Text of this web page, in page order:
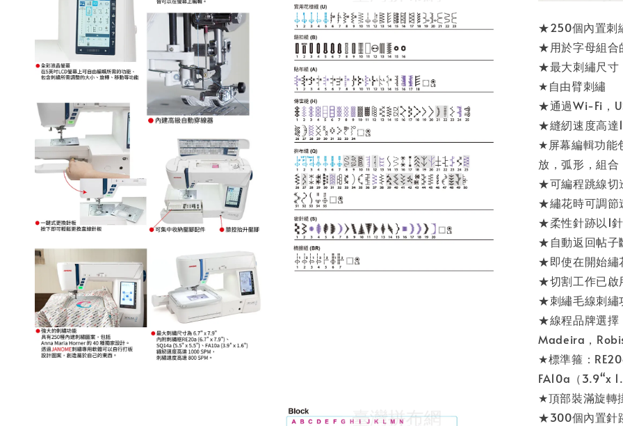
★250個內置刺
★用於字母組合
★最大刺繡尺寸
★自由臂刺繡
★通過Wi-Fi，
★縫紉速度高達
★屏幕編輯功能
放，弧形，組合
★可編程跳線切
★繡花時可調節
★柔性針跡以1
★自動返回帖子
★即使在開始繡
★切割工作已啟
★刺繡毛線刺繡
★線程品牌選擇
Madeira，
★標準箍：
FA10a（3.9“x
★頂部裝滿旋轉
★300個內置針